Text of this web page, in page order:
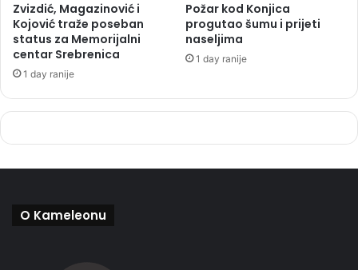
Zvizdić, Magazinović i
Kojović traže poseban
status za Memorijalni
centar Srebrenica
1 day ranije
Požar kod Konjica
progutao šumu i prijeti
naseljima
1 day ranije
O Kameleonu